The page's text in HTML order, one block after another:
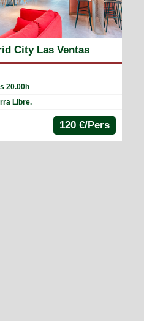
City Las Ventas
20.00h
Libre.
120 €/Pers